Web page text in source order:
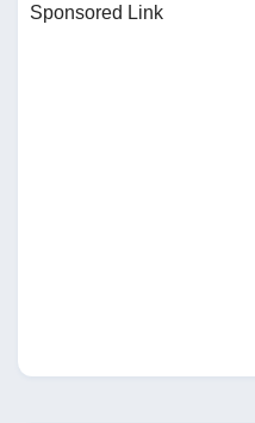
Sponsored Link